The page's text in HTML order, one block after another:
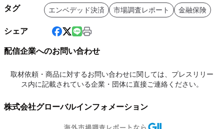
タグ エンベデッド決済 市場調査レポート 金融保険
シェア
配信企業へのお問い合わせ
取材依頼・商品に対するお問い合わせに関しては、プレスリリー
ス内に記載されている企業・団体に直接ご連絡ください。
株式会社グローバルインフォメーション